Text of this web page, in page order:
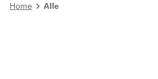
Home Alle